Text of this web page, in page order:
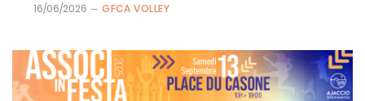
16/06/2026 GFCA VOLLEY